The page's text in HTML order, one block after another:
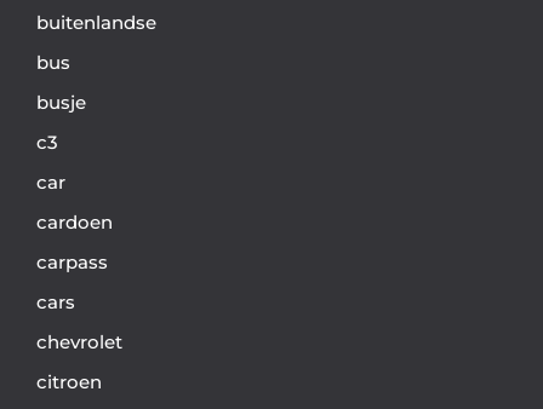
buitenlandse
bus
busje
c3
car
cardoen
carpass
cars
chevrolet
citroen